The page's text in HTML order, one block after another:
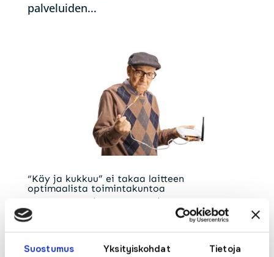
Suostumus Yksityiskohdat Tietoja
palveluiden...
“Käy ja kukkuu” ei takaa laitteen
optimaalista toimintakuntoa
Siitä hetkestä, kun talo on rakennettu,
alkaa sen tekninen käyttöikä.